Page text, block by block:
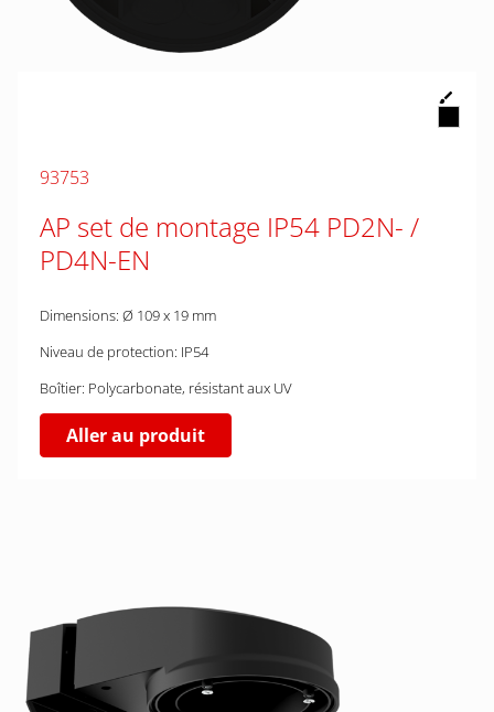
93753
AP set de montage IP54 PD2N- /
PD4N-EN
Dimensions: Ø 109 x 19 mm
Niveau de protection: IP54
Boîtier: Polycarbonate, résistant aux UV
Aller au produit